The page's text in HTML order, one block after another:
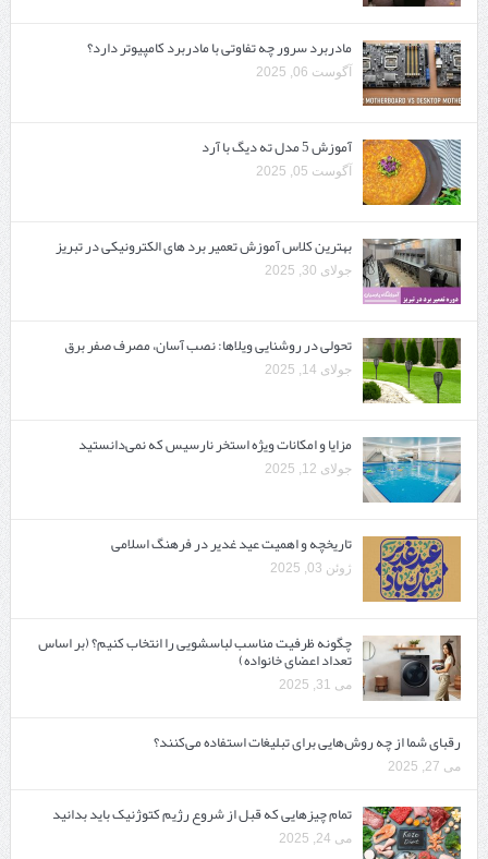
مادربرد سرور چه تفاوتی با مادربرد کامپیوتر دارد؟
آگوست 06, 2025
آموزش 5 مدل ته دیگ با آرد
آگوست 05, 2025
بهترین کلاس آموزش تعمیر برد های الکترونیکی در تبریز
جولای 30, 2025
تحولی در روشنایی ویلاها: نصب آسان، مصرف صفر برق
جولای 14, 2025
مزایا و امکانات ویژه استخر نارسیس که نمی‌دانستید
جولای 12, 2025
تاریخچه و اهمیت عید غدیر در فرهنگ اسلامی
ژوئن 03, 2025
چگونه ظرفیت مناسب لباسشویی را انتخاب کنیم؟ (بر اساس
تعداد اعضای خانواده)
می 31, 2025
رقبای شما از چه روش‌هایی برای تبلیغات استفاده می‌کنند؟
می 27, 2025
تمام چیزهایی که قبل از شروع رژیم کتوژنیک باید بدانید‎
می 24, 2025